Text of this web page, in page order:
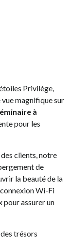
Privilège,
magnifique sur
à
pour les
clients, notre
de
la beauté de la
Wi-Fi
pour assurer un
trésors